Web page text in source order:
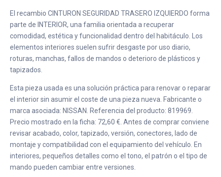
El recambio CINTURON SEGURIDAD TRASERO IZQUIERDO forma
parte de INTERIOR, una familia orientada a recuperar
comodidad, estética y funcionalidad dentro del habitáculo. Los
elementos interiores suelen sufrir desgaste por uso diario,
roturas, manchas, fallos de mandos o deterioro de plásticos y
tapizados.
Esta pieza usada es una solución práctica para renovar o reparar
el interior sin asumir el coste de una pieza nueva. Fabricante o
marca asociada: NISSAN. Referencia del producto: 819969.
Precio mostrado en la ficha: 72,60 €. Antes de comprar conviene
revisar acabado, color, tapizado, versión, conectores, lado de
montaje y compatibilidad con el equipamiento del vehículo. En
interiores, pequeños detalles como el tono, el patrón o el tipo de
mando pueden cambiar entre versiones.